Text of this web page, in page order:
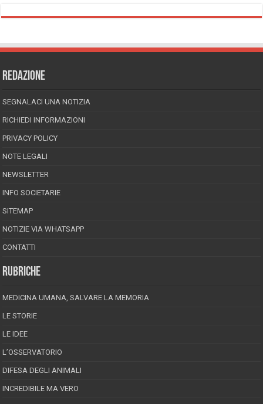
REDAZIONE
SEGNALACI UNA NOTIZIA
RICHIEDI INFORMAZIONI
PRIVACY POLICY
NOTE LEGALI
NEWSLETTER
INFO SOCIETARIE
SITEMAP
NOTIZIE VIA WHATSAPP
CONTATTI
RUBRICHE
MEDICINA UMANA, SALVARE LA MEMORIA
LE STORIE
LE IDEE
L’OSSERVATORIO
DIFESA DEGLI ANIMALI
INCREDIBILE MA VERO